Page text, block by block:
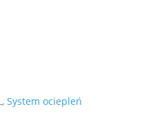
, System ociepleń